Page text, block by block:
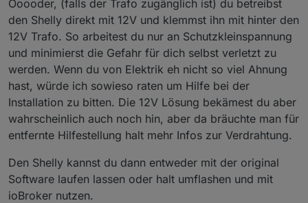
Ooooder, (falls der Trafo zugänglich ist) du betreibst
den Shelly direkt mit 12V und klemmst ihn mit hinter den
12V Trafo. So arbeitest du nur an Schutzkleinspannung
und minimierst die Gefahr für dich selbst verletzt zu
werden. Wenn du von Elektrik eh nicht so viel Ahnung
hast, würde ich sowieso raten um Hilfe bei der
Installation zu bitten. Die 12V Lösung bekämest du aber
wahrscheinlich auch noch hin, aber da bräuchte man für
entfernte Hilfestellung halt mehr Infos zur Verdrahtung.
Den Shelly kannst du dann entweder mit der original
Software laufen lassen oder halt umflashen und mit
ioBroker nutzen.